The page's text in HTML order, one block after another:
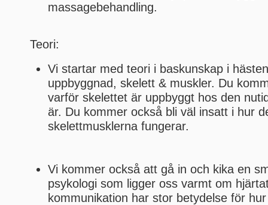
massagebehandling.
Teori:
Vi startar med teori i baskunskap i
uppbyggnad, skelett & muskler. Du
varför skelettet är uppbyggt hos den
är. Du kommer också bli väl insatt i hur
skelettmusklerna fungerar.
Vi kommer också att gå in och kika en
psykologi som ligger oss varmt om
kommunikation har stor betydelse för